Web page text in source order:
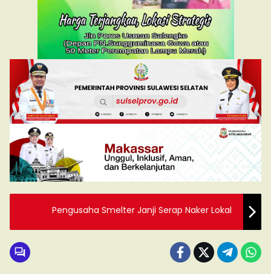
Pengusaha Smelter Janji Serap Naker Lokal